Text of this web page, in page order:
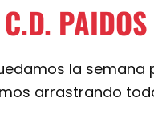
PAIDOS
la semana
arrastrando